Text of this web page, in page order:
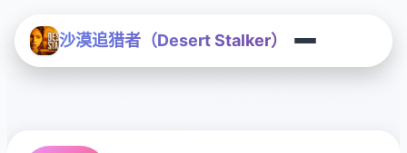
沙漠追猎者（Desert Stalker）